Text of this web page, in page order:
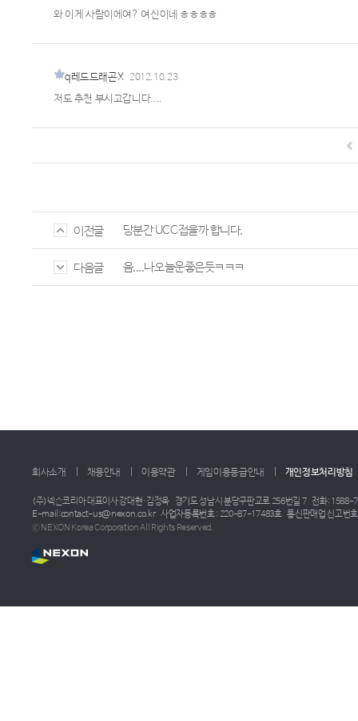
와 이게 사람이에여? 여신이네 ㅎㅎㅎㅎ
q레드드래곤X 2012.10.23
저도 추천 부시고갑니다....
이전글 당분간 UCC접을까 합니다.
다음글 음....나오늘운좋은듯ㅋㅋㅋ
회사소개 채용안내 이용약관 게임이용등급안내 개인정보처리방침
(주)넥슨코리아 대표이사 강대현·김정욱 경기도 성남시 분당구판교로 256번길 7 전화: 1588-
E-mail:contact-us@nexon.co.kr 사업자등록번호 : 220-87-17483호 통신판매업 신고번
ⓒ NEXON Korea Corporation All Rights Reserved.